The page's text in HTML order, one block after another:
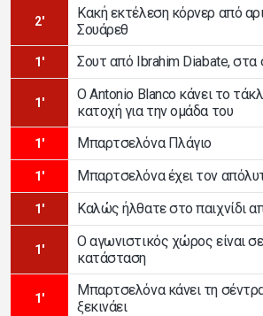
2'
Κακή εκτέλεση κόρνερ από
Σουάρεθ
1' Σουτ από Ibrahim Diabate,
1'
Ο Antonio Blanco κάνει το
κατοχή για την ομάδα του
1' Μπαρτσελόνα Πλάγιο
1' Μπαρτσελόνα έχει τον
1' Καλώς ήλθατε στο παιχνίδι
1'
Ο αγωνιστικός χώρος είναι σε
κατάσταση
1'
Μπαρτσελόνα κάνει τη σέντρα
ξεκινάει